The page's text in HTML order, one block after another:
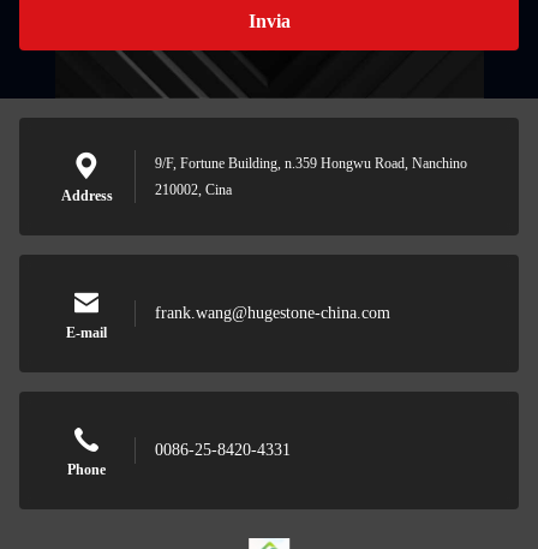
Invia
Address
9/F, Fortune Building, n.359 Hongwu Road, Nanchino
210002, Cina
E-mail
frank.wang@hugestone-china.com
Phone
0086-25-8420-4331